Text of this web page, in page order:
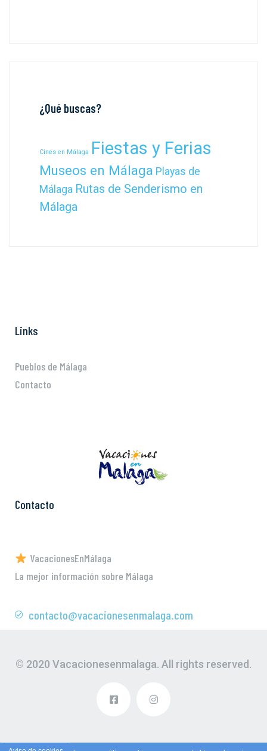
¿Qué buscas?
Cines en Málaga Fiestas y Ferias
Museos en Málaga Playas de
Málaga Rutas de Senderismo en
Málaga
Links
Pueblos de Málaga
Contacto
Contacto
VacacionesEnMálaga
La mejor información sobre Málaga
contacto@vacacionesenmalaga.com
© 2020 Vacacionesenmalaga. All rights reserved.